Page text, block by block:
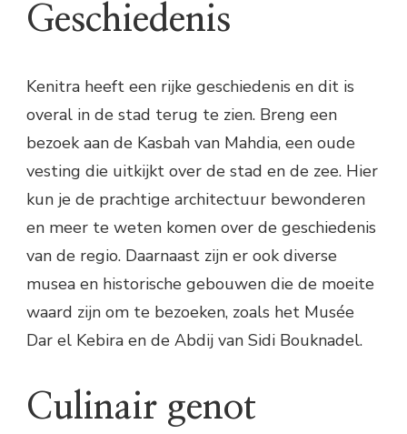
Geschiedenis
Kenitra heeft een rijke geschiedenis en dit is
overal in de stad terug te zien. Breng een
bezoek aan de Kasbah van Mahdia, een oude
vesting die uitkijkt over de stad en de zee. Hier
kun je de prachtige architectuur bewonderen
en meer te weten komen over de geschiedenis
van de regio. Daarnaast zijn er ook diverse
musea en historische gebouwen die de moeite
waard zijn om te bezoeken, zoals het Musée
Dar el Kebira en de Abdij van Sidi Bouknadel.
Culinair genot